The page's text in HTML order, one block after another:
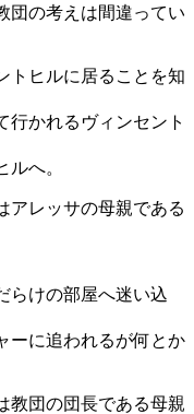
団の考えは間違ってい
トヒルに居ることを知
行かれるヴィンセント
へ。
アレッサの母親である
らけの部屋へ迷い込
ーに追われるが何とか
教団の団長である母親